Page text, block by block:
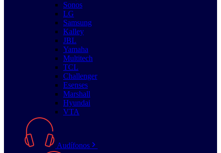
Sonos
LG
Samsung
Kalley
JBL
Yamaha
Multitech
TCL
Challenger
Esenses
Marshall
Hyundai
VTA
Audífonos